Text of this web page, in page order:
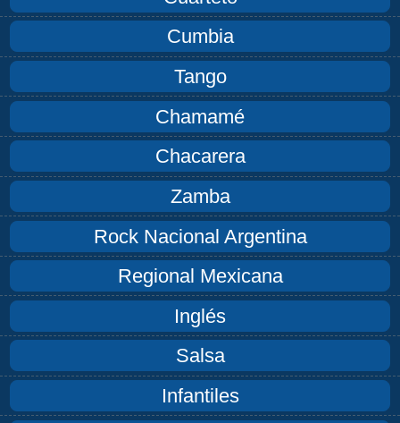
Cumbia
Tango
Chamamé
Chacarera
Zamba
Rock Nacional Argentina
Regional Mexicana
Inglés
Salsa
Infantiles